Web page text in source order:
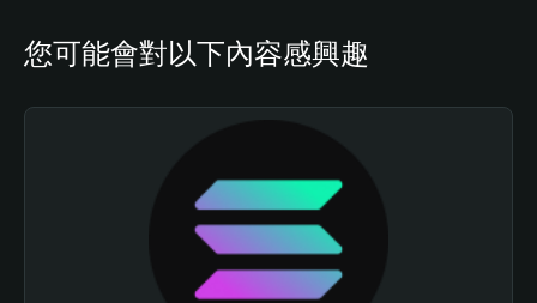
您可能會對以下內容感興趣